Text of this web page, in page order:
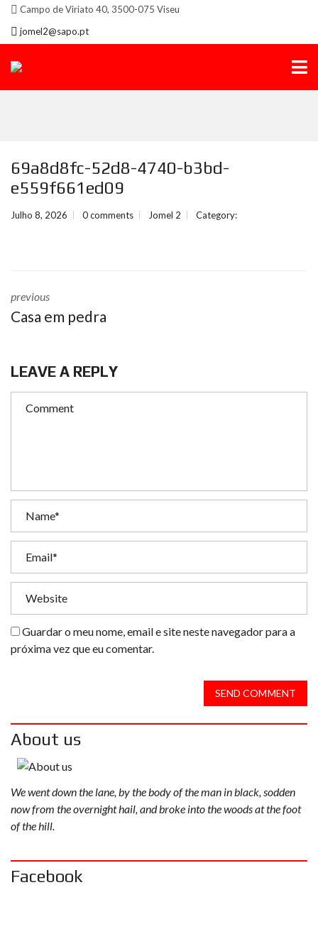
Campo de Viriato 40, 3500-075 Viseu
jomel2@sapo.pt
69a8d8fc-52d8-4740-b3bd-
e559f661ed09
Julho 8, 2026 0 comments Jomel 2 Category:
previous
Casa em pedra
LEAVE A REPLY
Guardar o meu nome, email e site neste navegador para a
próxima vez que eu comentar.
SEND COMMENT
About us
We went down the lane, by the body of the man in black, sodden
now from the overnight hail, and broke into the woods at the foot
of the hill.
Facebook